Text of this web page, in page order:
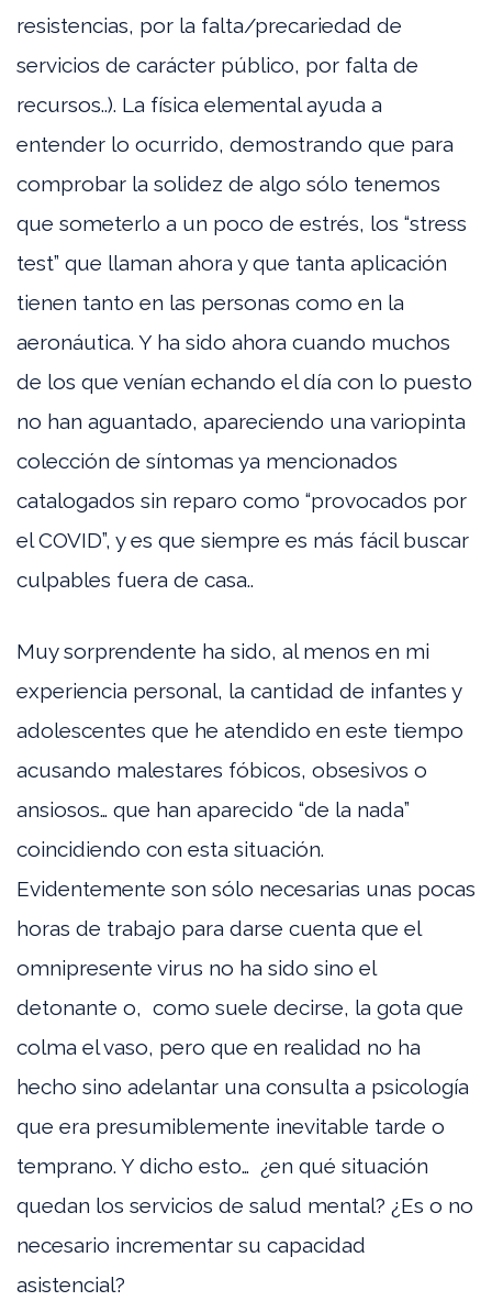
resistencias, por la falta/precariedad de
servicios de carácter público, por falta de
recursos..). La física elemental ayuda a
entender lo ocurrido, demostrando que para
comprobar la solidez de algo sólo tenemos
que someterlo a un poco de estrés, los “stress
test” que llaman ahora y que tanta aplicación
tienen tanto en las personas como en la
aeronáutica. Y ha sido ahora cuando muchos
de los que venían echando el día con lo puesto
no han aguantado, apareciendo una variopinta
colección de síntomas ya mencionados
catalogados sin reparo como “provocados por
el COVID”, y es que siempre es más fácil buscar
culpables fuera de casa..
Muy sorprendente ha sido, al menos en mi
experiencia personal, la cantidad de infantes y
adolescentes que he atendido en este tiempo
acusando malestares fóbicos, obsesivos o
ansiosos… que han aparecido “de la nada”
coincidiendo con esta situación.
Evidentemente son sólo necesarias unas pocas
horas de trabajo para darse cuenta que el
omnipresente virus no ha sido sino el
detonante o, como suele decirse, la gota que
colma el vaso, pero que en realidad no ha
hecho sino adelantar una consulta a psicología
que era presumiblemente inevitable tarde o
temprano. Y dicho esto… ¿en qué situación
quedan los servicios de salud mental? ¿Es o no
necesario incrementar su capacidad
asistencial?